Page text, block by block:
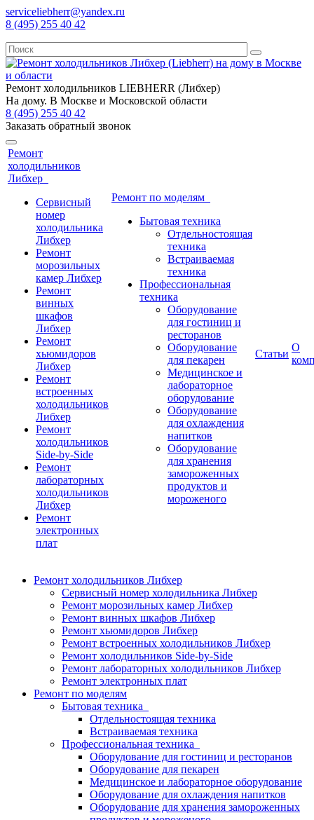
serviceliebherr@yandex.ru
8 (495) 255 40 42
Ремонт холодильников LIEBHERR (Либхер)
На дому. В Москве и Московской области
8 (495) 255 40 42
Заказать обратный звонок
Ремонт
холодильников
Либхер
Сервисный
номер
холодильника
Либхер
Ремонт
морозильных
камер Либхер
Ремонт
винных
шкафов
Либхер
Ремонт
хьюмидоров
Либхер
Ремонт
встроенных
холодильников
Либхер
Ремонт
холодильников
Side-by-Side
Ремонт
лабораторных
холодильников
Либхер
Ремонт
электронных
плат
Ремонт по моделям
Бытовая техника
Отдельностоящая
техника
Встраиваемая
техника
Профессиональная
техника
Оборудование
для гостиниц и
ресторанов
Оборудование
для пекарен
Медицинское и
лабораторное
оборудование
Оборудование
для охлаждения
напитков
Оборудование
для хранения
замороженных
продуктов и
мороженого
Статьи
О
Ремонт холодильников Либхер
Сервисный номер холодильника Либхер
Ремонт морозильных камер Либхер
Ремонт винных шкафов Либхер
Ремонт хьюмидоров Либхер
Ремонт встроенных холодильников Либхер
Ремонт холодильников Side-by-Side
Ремонт лабораторных холодильников Либхер
Ремонт электронных плат
Ремонт по моделям
Бытовая техника
Отдельностоящая техника
Встраиваемая техника
Профессиональная техника
Оборудование для гостиниц и ресторанов
Оборудование для пекарен
Медицинское и лабораторное оборудование
Оборудование для охлаждения напитков
Оборудование для хранения замороженных